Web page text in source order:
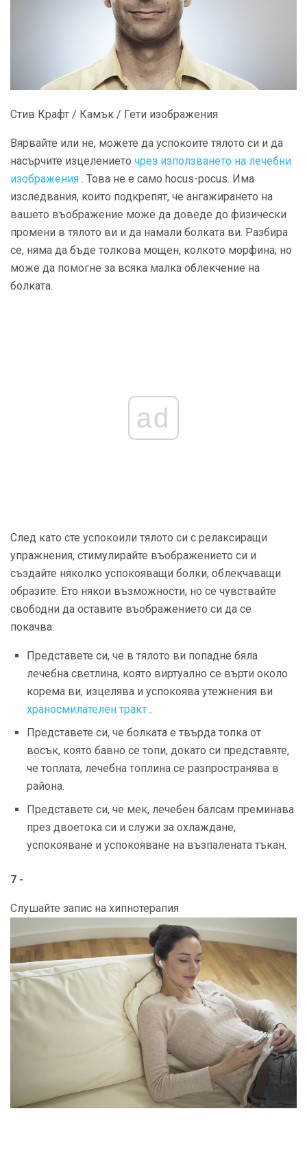
Стив Крафт / Камък / Гети изображения
Вярвайте или не, можете да успокоите тялото си и да
насърчите изцелението чрез използването на лечебни
изображения . Това не е само hocus-pocus. Има
изследвания, които подкрепят, че ангажирането на
вашето въображение може да доведе до физически
промени в тялото ви и да намали болката ви. Разбира
се, няма да бъде толкова мощен, колкото морфина, но
може да помогне за всяка малка облекчение на
болката.
ad
След като сте успокоили тялото си с релаксиращи
упражнения, стимулирайте въображението си и
създайте няколко успокояващи болки, облекчаващи
образите. Ето някои възможности, но се чувствайте
свободни да оставите въображението си да се
покачва:
Представете си, че в тялото ви попадне бяла
лечебна светлина, която виртуално се върти около
корема ви, изцелява и успокоява утежнения ви
храносмилателен тракт .
Представете си, че болката е твърда топка от
восък, която бавно се топи, докато си представяте,
че топлата, лечебна топлина се разпространява в
района.
Представете си, че мек, лечебен балсам преминава
през двоетока си и служи за охлаждане,
успокояване и успокояване на възпалената тъкан.
7 -
Слушайте запис на хипнотерапия